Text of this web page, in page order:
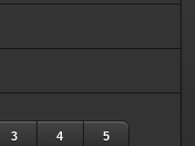
3 4 5